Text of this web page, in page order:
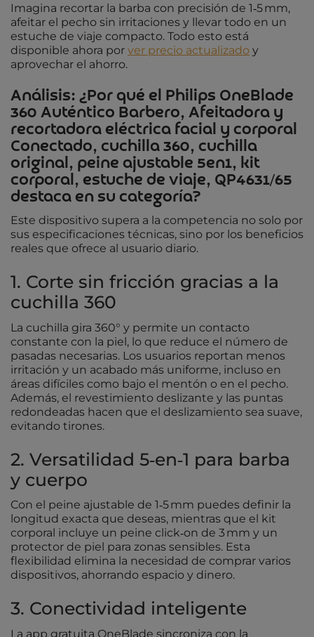
Imagina recortar la barba con precisión de 1‑5 mm,
afeitar el pecho sin irritaciones y llevar todo en un
estuche de viaje compacto. Todo esto está
disponible ahora por ver precio actualizado y
aprovechar el ahorro.
Análisis: ¿Por qué el Philips OneBlade
360 Auténtico Barbero, Afeitadora y
recortadora eléctrica facial y corporal
Conectado, cuchilla 360, cuchilla
original, peine ajustable 5en1, kit
corporal, estuche de viaje, QP4631/65
destaca en su categoría?
Este dispositivo supera a la competencia no solo por
sus especificaciones técnicas, sino por los beneficios
reales que ofrece al usuario diario.
1. Corte sin fricción gracias a la
cuchilla 360
La cuchilla gira 360° y permite un contacto
constante con la piel, lo que reduce el número de
pasadas necesarias. Los usuarios reportan menos
irritación y un acabado más uniforme, incluso en
áreas difíciles como bajo el mentón o en el pecho.
Además, el revestimiento deslizante y las puntas
redondeadas hacen que el deslizamiento sea suave,
evitando tirones.
2. Versatilidad 5‑en‑1 para barba
y cuerpo
Con el peine ajustable de 1‑5 mm puedes definir la
longitud exacta que deseas, mientras que el kit
corporal incluye un peine click‑on de 3 mm y un
protector de piel para zonas sensibles. Esta
flexibilidad elimina la necesidad de comprar varios
dispositivos, ahorrando espacio y dinero.
3. Conectividad inteligente
La app gratuita OneBlade sincroniza con la